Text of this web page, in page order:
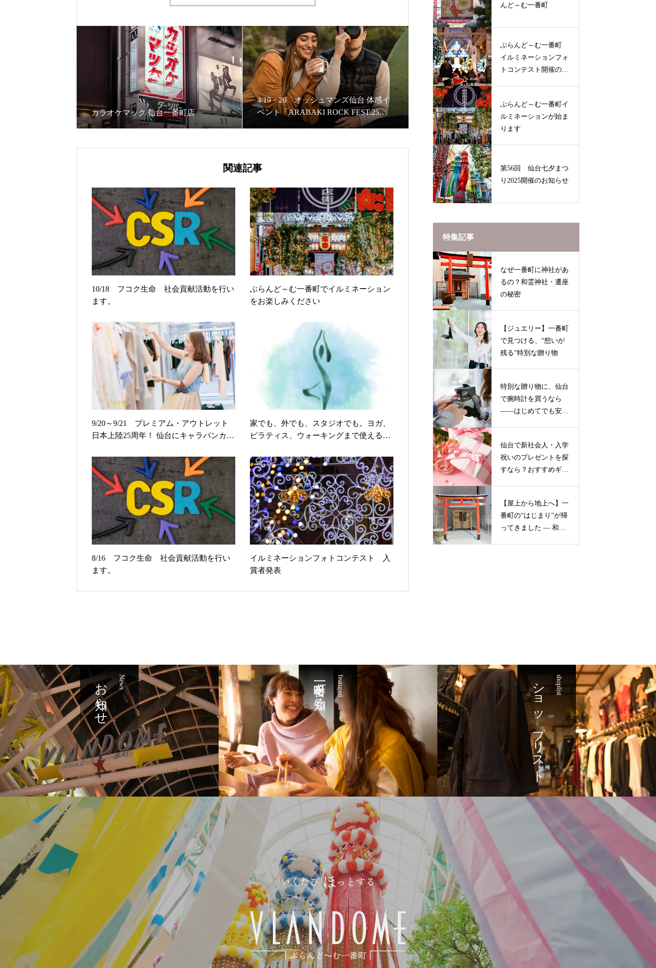
カラオケマック 仙台一番町店
4/19・20 オッシュマンズ仙台 体感イ
ベント「ARABAKI ROCK FEST.25」
オフィシャルグッズ販売会
関連記事
10/18 フコク生命 社会貢献活動を行い
ます。
ぶらんど～む一番町でイルミネーション
をお楽しみください
9/20～9/21 プレミアム・アウトレット
日本上陸25周年！ 仙台にキャラバンカー
家でも、外でも、スタジオでも。ヨガ、
ピラティス、ウォーキングまで使える「J
8/16 フコク生命 社会貢献活動を行い
ます。
イルミネーションフォトコンテスト 入
賞者発表
んど～む一番町
ぶらんど～む一番町
イルミネーションフォ
トコンテスト開催のお
ぶらんど～む一番町イ
ルミネーションが始ま
ります
第56回 仙台七夕まつ
り2025開催のお知らせ
特集記事
なぜ一番町に神社があ
るの？和霊神社・遷座
の秘密
【ジュエリー】一番町
で見つける、“想いが
残る”特別な贈り物
特別な贈り物に、仙台
で腕時計を買うなら
——はじめてでも安心
仙台で新社会人・入学
祝いのプレゼントを探
すなら？おすすめギフ
【屋上から地上へ】一
番町の“はじまり”が帰
ってきました ― 和霊
News
お知らせ featured
一番町を知る shoplist
ショップリスト